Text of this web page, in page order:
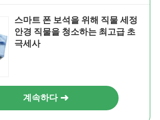
스마트 폰 보석을 위해 직물 세정
안경 직물을 청소하는 최고급 초
극세사
계속하다